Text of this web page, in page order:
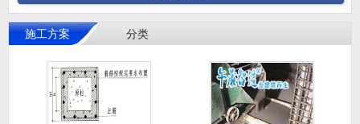
施工方案 分类